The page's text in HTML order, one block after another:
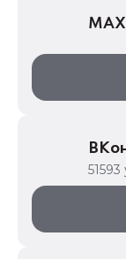
ИТС.1C.ru
1С:Торговая
MAX
51593